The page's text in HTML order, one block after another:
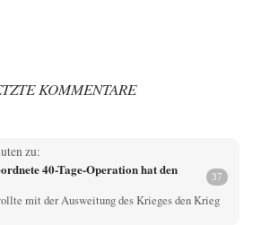
KOMMENTARE
zu:
40-Tage-Operation hat den
37
mit der Ausweitung des Krieges den Krieg